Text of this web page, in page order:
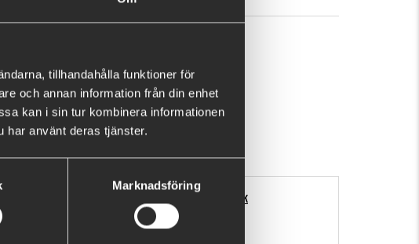
tillhandahålla funktioner för
och annan information från din enhet
kan i sin tur kombinera informationen
har använt deras tjänster.
Marknadsföring
Flatnose Mini 9cm, 10-pack
€12.70